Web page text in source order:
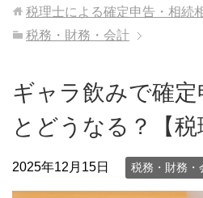
税理士による確定申告・相続
税務・財務・会計
ギャラ飲みで確
とどうなる？【税
2025年12月15日 税務・財務・